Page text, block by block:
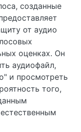
созданные
от аудио
оценках. Он
аудиофайл,
и просмотреть
того,